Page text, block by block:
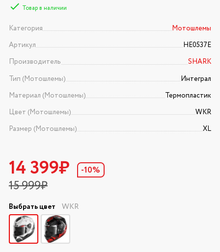
Товар в наличии
Категория
Мотошлемы
Артикул
HE0537E
Производитель
SHARK
Тип (Мотошлемы)
Интеграл
Материал (Мотошлемы)
Термопластик
Цвет (Мотошлемы)
WKR
Размер (Мотошлемы)
XL
14 399₽
15 999₽
-10%
Выбрать цвет WKR